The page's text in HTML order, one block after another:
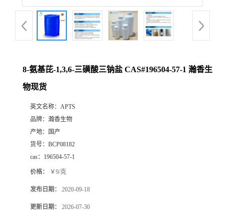
8-氨基芘-1,3,6-三磺酸三钠盐 CAS#196504-57-1 瀚香生
物现货
英文名称： APTS
品牌： 瀚香生物
产地：
国产
货号： BCP08182
cas： 196504-57-1
价格： ￥9/克
发布日期： 2020-09-18
更新日期： 2026-07-30